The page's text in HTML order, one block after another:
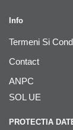
Info
Termeni Si
Contact
ANPC
SOL UE
PROTECTIA